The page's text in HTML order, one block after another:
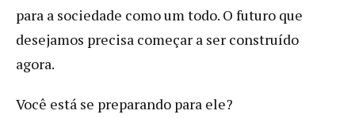
para a sociedade como um todo. O futuro que
desejamos precisa começar a ser construído
agora.
Você está se preparando para ele?